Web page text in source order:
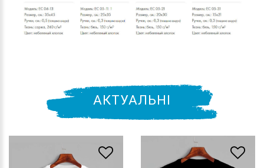
АКТУАЛЬНІ